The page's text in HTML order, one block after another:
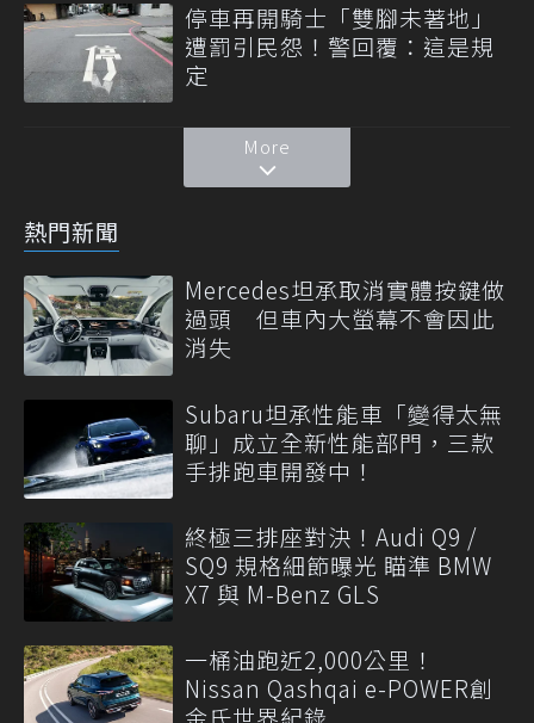
停車再開騎士「雙腳未著地」
遭罰引民怨！警回覆：這是規
定
More
熱門新聞
Mercedes坦承取消實體按鍵做
過頭 但車內大螢幕不會因此
消失
Subaru坦承性能車「變得太無
聊」成立全新性能部門，三款
手排跑車開發中！
終極三排座對決！Audi Q9 /
SQ9 規格細節曝光 瞄準 BMW
X7 與 M-Benz GLS
一桶油跑近2,000公里！
Nissan Qashqai e-POWER創
金氏世界紀錄